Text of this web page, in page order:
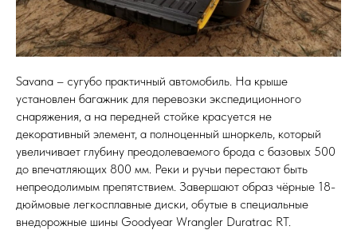
Savana – сугубо практичный автомобиль. На крыше
установлен багажник для перевозки экспедиционного
снаряжения, а на передней стойке красуется не
декоративный элемент, а полноценный шноркель, который
увеличивает глубину преодолеваемого брода с базовых 500
до впечатляющих 800 мм. Реки и ручьи перестают быть
непреодолимым препятствием. Завершают образ чёрные 18-
дюймовые легкосплавные диски, обутые в специальные
внедорожные шины Goodyear Wrangler Duratrac RT.